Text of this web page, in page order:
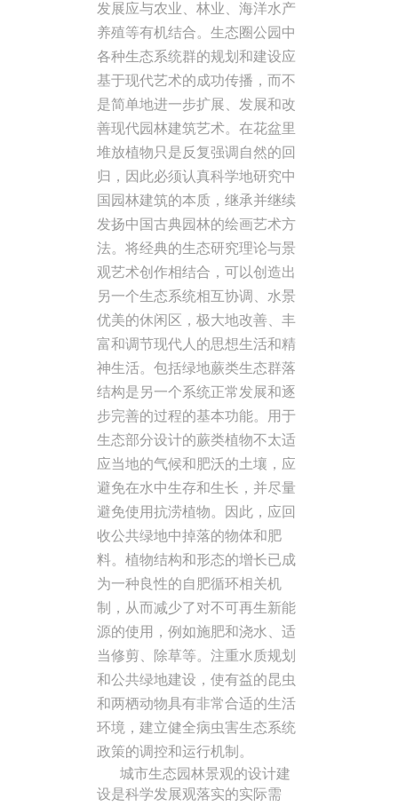
发展应与农业、林业、海洋水产
养殖等有机结合。生态圈公园中
各种生态系统群的规划和建设应
基于现代艺术的成功传播，而不
是简单地进一步扩展、发展和改
善现代园林建筑艺术。在花盆里
堆放植物只是反复强调自然的回
归，因此必须认真科学地研究中
国园林建筑的本质，继承并继续
发扬中国古典园林的绘画艺术方
法。将经典的生态研究理论与景
观艺术创作相结合，可以创造出
另一个生态系统相互协调、水景
优美的休闲区，极大地改善、丰
富和调节现代人的思想生活和精
神生活。包括绿地蕨类生态群落
结构是另一个系统正常发展和逐
步完善的过程的基本功能。用于
生态部分设计的蕨类植物不太适
应当地的气候和肥沃的土壤，应
避免在水中生存和生长，并尽量
避免使用抗涝植物。因此，应回
收公共绿地中掉落的物体和肥
料。植物结构和形态的增长已成
为一种良性的自肥循环相关机
制，从而减少了对不可再生新能
源的使用，例如施肥和浇水、适
当修剪、除草等。注重水质规划
和公共绿地建设，使有益的昆虫
和两栖动物具有非常合适的生活
环境，建立健全病虫害生态系统
政策的调控和运行机制。
城市生态园林景观的设计建
设是科学发展观落实的实际需